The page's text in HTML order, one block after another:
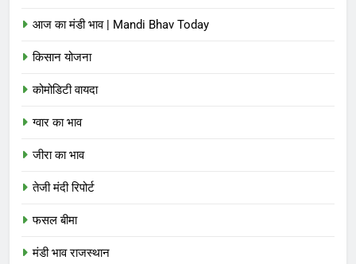
आज का मंडी भाव | Mandi Bhav Today
किसान योजना
कोमोडिटी वायदा
ग्वार का भाव
जीरा का भाव
तेजी मंदी रिपोर्ट
फसल बीमा
मंडी भाव राजस्थान